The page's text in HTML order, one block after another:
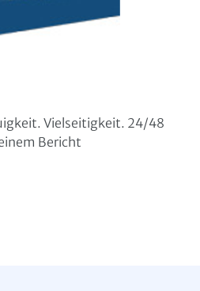
Vielseitigkeit. 24/48
Bericht